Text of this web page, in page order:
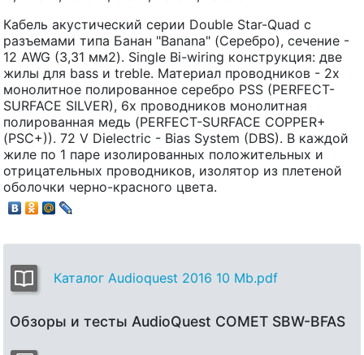
Кабель акустический серии Double Star-Quad с
разъемами типа Банан "Banana" (Серебро), сечение -
12 AWG (3,31 мм2). Single Bi-wiring конструкция: две
жилы для bass и treble. Материал проводников - 2х
монолитное полированное серебро PSS (PERFECT-
SURFACE SILVER), 6х проводников монолитная
полированная медь (PERFECT-SURFACE COPPER+
(PSC+)). 72 V Dielectric - Bias System (DBS). В каждой
жиле по 1 паре изолированных положительных и
отрицательных проводников, изолятор из плетеной
оболочки черно-красного цвета.
Каталог Audioquest 2016 10 Mb.pdf
Обзоры и тесты AudioQuest COMET SBW-BFAS